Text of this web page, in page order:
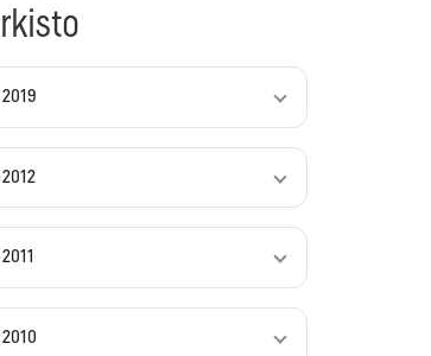
2019
2012
2011
2010